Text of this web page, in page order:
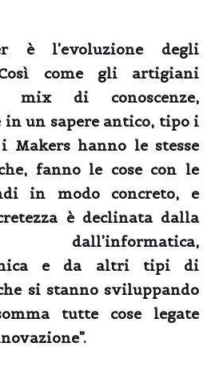
è l’evoluzione degli
come gli artigiani
mix di conoscenze,
in un sapere antico, tipo i
Makers hanno le stesse
fanno le cose con le
in modo concreto, e
è declinata dalla
dall’informatica,
e da altri tipi di
si stanno sviluppando
tutte cose legate